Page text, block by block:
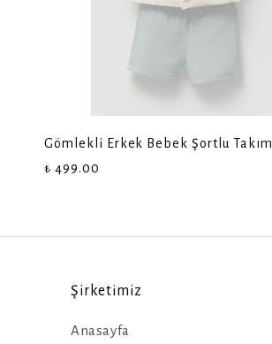
Gömlekli Erkek Bebek Şortlu Takım
₺ 499.00
Şirketimiz
Anasayfa